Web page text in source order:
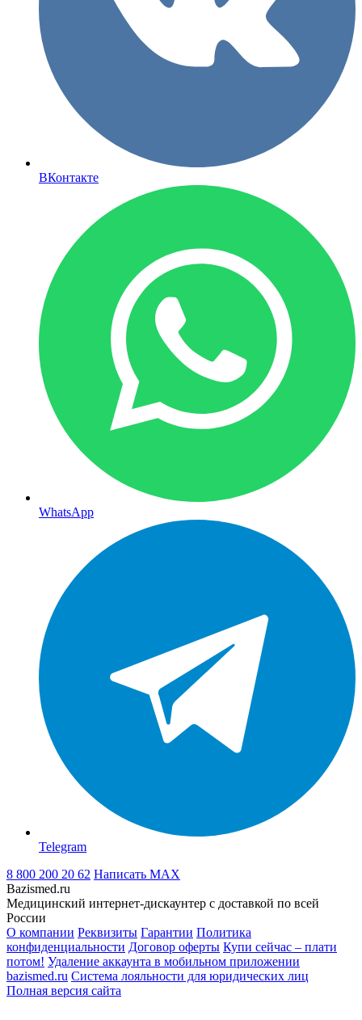
ВКонтакте
WhatsApp
Telegram
8 800 200 20 62 Написать MAX
Bazismed.ru
Медицинский интернет-дискаунтер с доставкой по всей
России
О компании Реквизиты Гарантии Политика
конфиденциальности Договор оферты Купи сейчас – плати
потом! Удаление аккаунта в мобильном приложении
bazismed.ru Система лояльности для юридических лиц
Полная версия сайта